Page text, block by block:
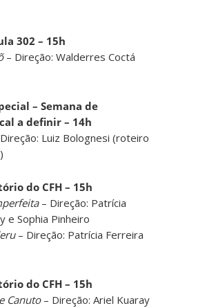
302 – 15h
– Direção: Walderres Coctá
– Semana de
a definir – 14h
Luiz Bolognesi (roteiro
do CFH – 15h
– Direção: Patrícia
e Sophia Pinheiro
– Direção: Patrícia Ferreira
do CFH – 15h
Canuto– Direção: Ariel Kuaray